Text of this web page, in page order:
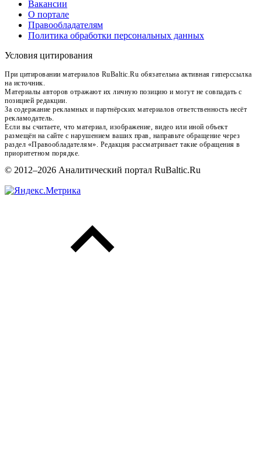
Вакансии
О портале
Правообладателям
Политика обработки персональных данных
Условия цитирования
При цитировании материалов RuBaltic.Ru обязательна активная гиперссылка
на источник.
Материалы авторов отражают их личную позицию и могут не совпадать с
позицией редакции.
За содержание рекламных и партнёрских материалов ответственность несёт
рекламодатель.
Если вы считаете, что материал, изображение, видео или иной объект
размещён на сайте с нарушением ваших прав, направьте обращение через
раздел «Правообладателям». Редакция рассматривает такие обращения в
приоритетном порядке.
© 2012–2026 Аналитический портал RuBaltic.Ru